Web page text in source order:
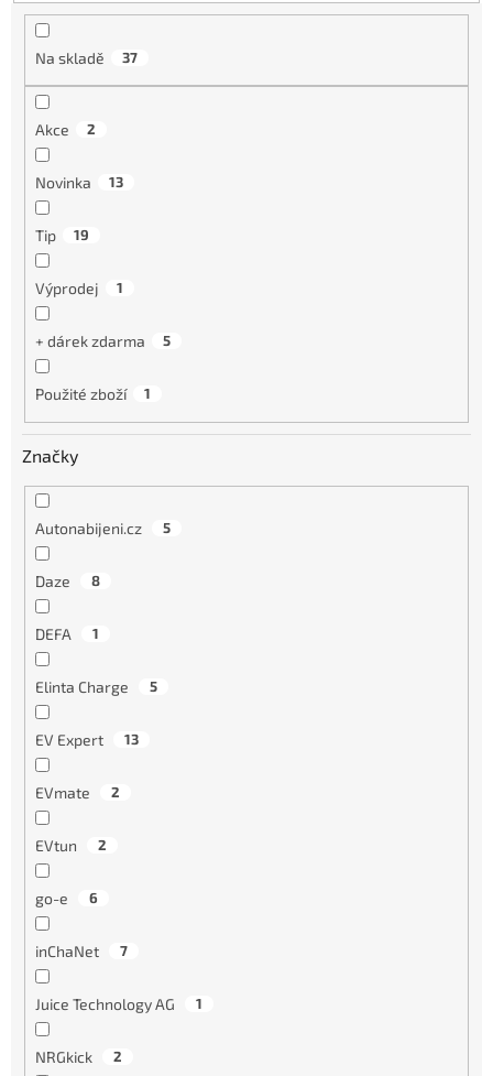
Na skladě 37
Akce 2
Novinka 13
Tip 19
Výprodej 1
+ dárek zdarma 5
Použité zboží 1
Značky
Autonabijeni.cz 5
Daze 8
DEFA 1
Elinta Charge 5
EV Expert 13
EVmate 2
EVtun 2
go-e 6
inChaNet 7
Juice Technology AG 1
NRGkick 2